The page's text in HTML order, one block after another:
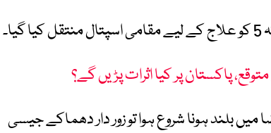
پاکستان پر کیا اثرات پڑیں گے؟
بلند ہونا شروع ہوا تو زور دار دھماکے جیسی